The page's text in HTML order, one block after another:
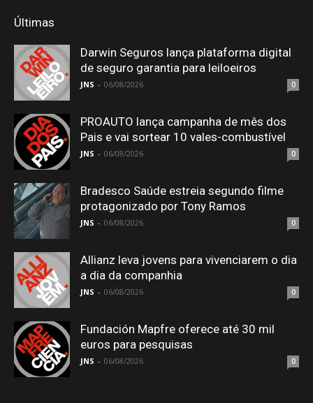
Últimas
Darwin Seguros lança plataforma digital
de seguro garantia para leiloeiros
JNS - 06/08/2026 0
PROAUTO lança campanha de mês dos
Pais e vai sortear 10 vales-combustível
JNS - 06/08/2026 0
Bradesco Saúde estreia segundo filme
protagonizado por Tony Ramos
JNS - 06/08/2026 0
Allianz leva jovens para vivenciarem o dia
a dia da companhia
JNS - 06/08/2026 0
Fundación Mapfre oferece até 30 mil
euros para pesquisas
JNS - 06/08/2026 0